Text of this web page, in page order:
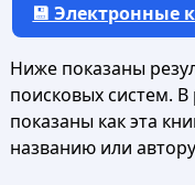
💾 Электронные
Ниже показаны
поисковых систем. В
показаны как эта
названию или